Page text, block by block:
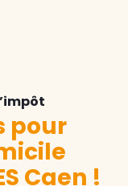
pour
Caen !